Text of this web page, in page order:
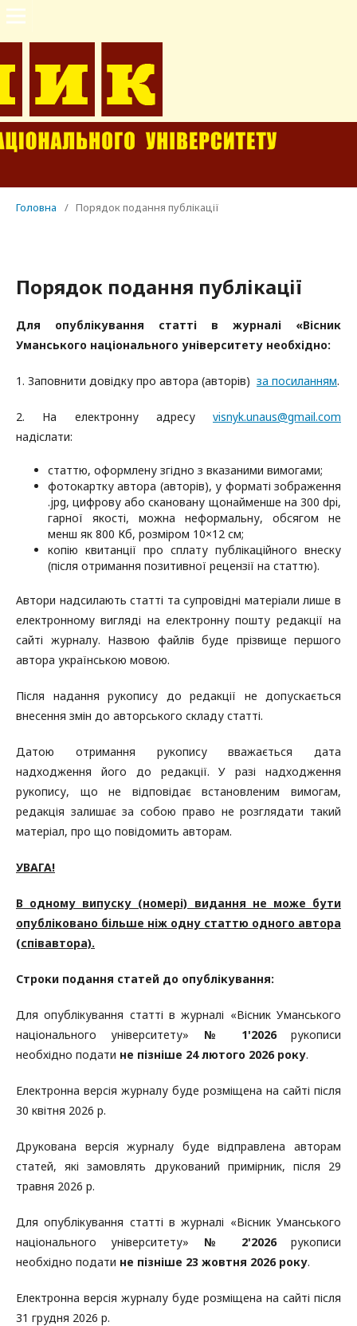
Головна / Порядок подання публікації
Порядок подання публікації
Для опублікування статті в журналі «Вісник
Уманського національного університету необхідно:
1. Заповнити довідку про автора (авторів) за посиланням.
2. На електронну адресу visnyk.unaus@gmail.com
надіслати:
статтю, оформлену згідно з вказаними вимогами;
фотокартку автора (авторів), у форматі зображення
.jpg, цифрову або скановану щонайменше на 300 dpi,
гарної якості, можна неформальну, обсягом не
менш як 800 Кб, розміром 10×12 см;
копію квитанції про сплату публікаційного внеску
(після отримання позитивної рецензії на статтю).
Автори надсилають статті та супровідні матеріали лише в
електронному вигляді на електронну пошту редакції на
сайті журналу. Назвою файлів буде прізвище першого
автора українською мовою.
Після надання рукопису до редакції не допускається
внесення змін до авторського складу статті.
Датою отримання рукопису вважається дата
надходження його до редакції. У разі надходження
рукопису, що не відповідає встановленим вимогам,
редакція залишає за собою право не розглядати такий
матеріал, про що повідомить авторам.
УВАГА!
В одному випуску (номері) видання не може бути
опубліковано більше ніж одну статтю одного автора
(співавтора).
Строки подання статей до опублікування:
Для опублікування статті в журналі «Вісник Уманського
національного університету» № 1'2026рукописи
необхідно подати не пізніше 24 лютого 2026 року.
Електронна версія журналу буде розміщена на сайті після
30 квітня 2026 р.
Друкована версія журналу буде відправлена авторам
статей, які замовлять друкований примірник, після 29
травня 2026 р.
Для опублікування статті в журналі «Вісник Уманського
національного університету» № 2'2026рукописи
необхідно подати не пізніше 23 жовтня 2026 року.
Електронна версія журналу буде розміщена на сайті після
31 грудня 2026 р.